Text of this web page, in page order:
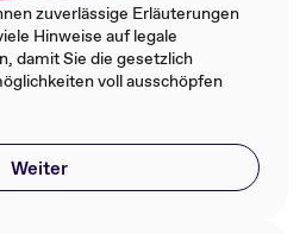
zuverlässige Erläuterungen
Hinweise auf legale
damit Sie die gesetzlich
voll ausschöpfen
Weiter